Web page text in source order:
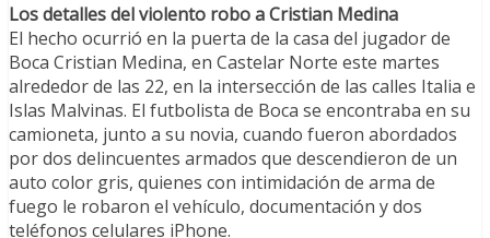
Los detalles del violento robo a Cristian Medina
El hecho ocurrió en la puerta de la casa del jugador de
Boca Cristian Medina, en Castelar Norte este martes
alrededor de las 22, en la intersección de las calles Italia e
Islas Malvinas. El futbolista de Boca se encontraba en su
camioneta, junto a su novia, cuando fueron abordados
por dos delincuentes armados que descendieron de un
auto color gris, quienes con intimidación de arma de
fuego le robaron el vehículo, documentación y dos
teléfonos celulares iPhone.